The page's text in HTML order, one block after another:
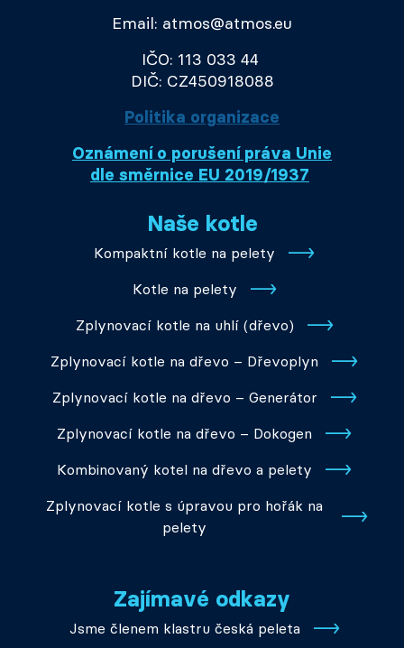
Email: atmos@atmos.eu
IČO: 113 033 44
DIČ: CZ450918088
Politika organizace
Oznámení o porušení práva Unie
dle směrnice EU 2019/1937
Naše kotle
Kompaktní kotle na pelety
Kotle na pelety
Zplynovací kotle na uhlí (dřevo)
Zplynovací kotle na dřevo – Dřevoplyn
Zplynovací kotle na dřevo – Generátor
Zplynovací kotle na dřevo – Dokogen
Kombinovaný kotel na dřevo a pelety
Zplynovací kotle s úpravou pro hořák na
pelety
Zajímavé odkazy
Jsme členem klastru česká peleta